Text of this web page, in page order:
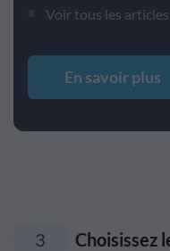
Voir tous les
En savoir plus
3 Choisissez